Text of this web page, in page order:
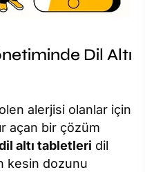
Dil Altı
alerjisi olanlar için
açan bir çözüm
altı tabletleri dil
kesin dozunu